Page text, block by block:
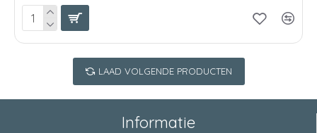
LAAD VOLGENDE PRODUCTEN
Informatie